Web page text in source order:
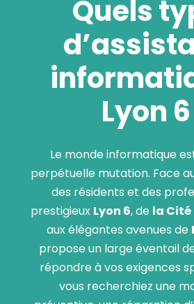
Quels
Lyon 6
Le monde informatique
perpétuelle mutation. Face
des résidents et des
prestigieux Lyon 6, de la
aux élégantes avenues de
propose un large éventail
répondre à vos exigences
vous recherchiez une